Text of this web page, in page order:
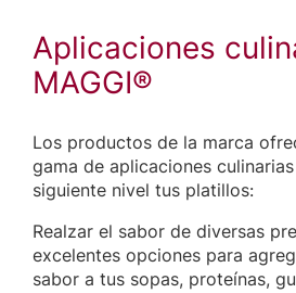
Aplicaciones
MAGGI®
Los productos de la marca
gama de aplicaciones
siguiente nivel tus platillos:
Realzar el sabor de diversas
excelentes opciones para
sabor a tus sopas, proteínas,